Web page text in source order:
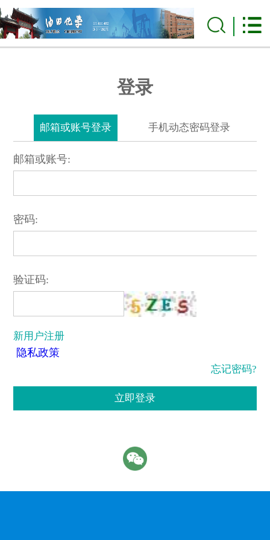
登录
邮箱或账号登录 手机动态密码登录
邮箱或账号:
密码:
验证码:
新用户注册
隐私政策
忘记密码?
立即登录